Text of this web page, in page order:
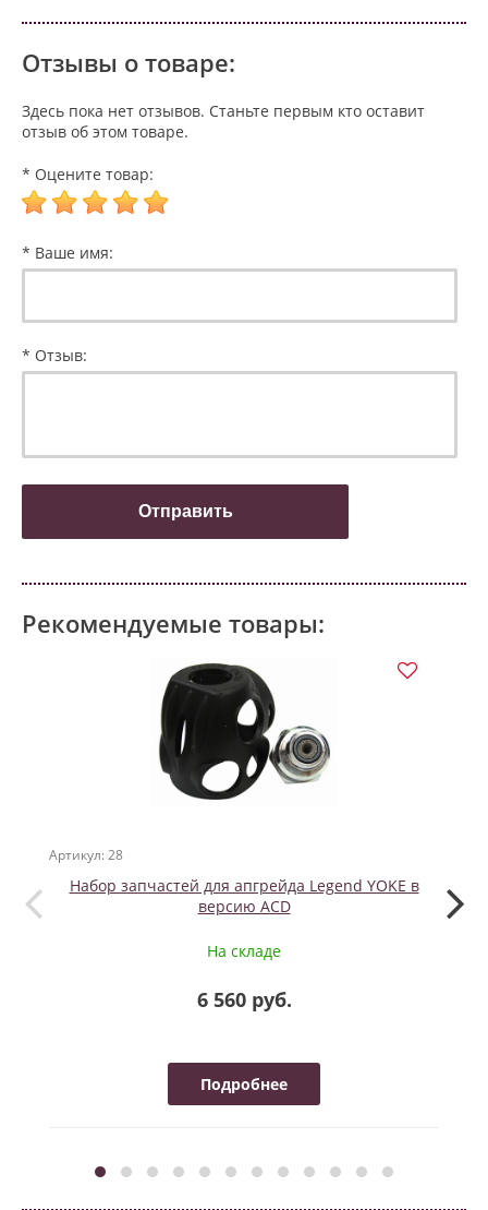
Отзывы о товаре:
Здесь пока нет отзывов. Станьте первым кто оставит
отзыв об этом товаре.
* Оцените товар:
* Ваше имя:
* Отзыв:
Рекомендуемые товары:
Артикул: 28
Набор запчастей для апгрейда Legend YOKE в
версию ACD
На складе
6 560 руб.
Подробнее